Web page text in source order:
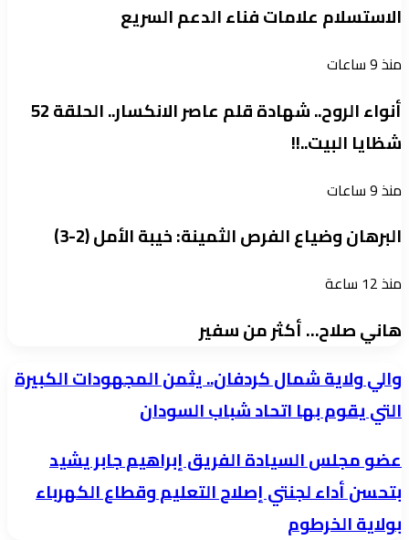
الاستسلام علامات فناء الدعم السريع
منذ 9 ساعات
أنواء الروح.. شهادة قلم عاصر الانكسار.. الحلقة 52
شظايا البيت..!!
منذ 9 ساعات
البرهان وضياع الفرص الثمينة: خيبة الأمل (2-3)
منذ 12 ساعة
هاني صلاح… أكثر من سفير
والي
ولاية
شمال
كردفان..
يثمن
المجهودات
والي ولاية شمال كردفان.. يثمن المجهودات الكبيرة
التي يقوم بها اتحاد شباب السودان
عضو
مجلس
​عضو مجلس السيادة الفريق إبراهيم جابر يشيد
بتحسن أداء لجنتي إصلاح التعليم وقطاع الكهرباء
بولاية الخرطوم